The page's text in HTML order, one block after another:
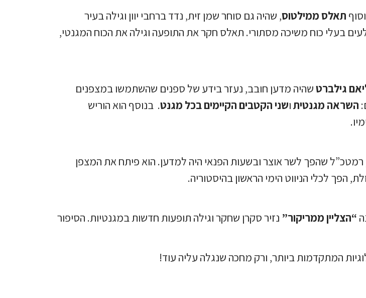
תאלס ממילטוס, שהיה גם סוחר שמן זית, נדד ברחבי יוון וגילה בעיר
בעלי כוח משיכה מסתורי. תאלס חקר את התופעה וגילה את הכוח המגנטי,
גילברטשהיה מדען חובב, נעזר בידע של ספנים שהשתמשו במצפנים
השראה מגנטיתושני הקטבים הקיימיםבכל מגנט. בנוסף הוא הוריש
רמטכ”ל שהפך לשר אוצר ובשעות הפנאי היה למדען. הוא פיתח את המצפן
הפך לכלי הניווט הימי הראשון בהיסטוריה.
“הצליין ממריקור” נזיר סקרן שחקר וגילה תופעות חדשות במגנטיות. הסיפור
המתקדמות ביותר, ורק מחכה שנגלה עליה עוד!